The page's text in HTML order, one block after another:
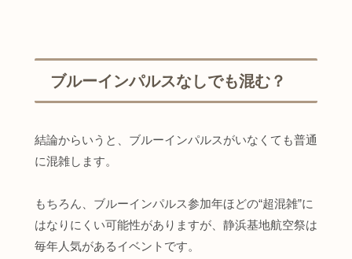
ブルーインパルスなしでも混む？
結論からいうと、ブルーインパルスがいなくても普通
に混雑します。
もちろん、ブルーインパルス参加年ほどの“超混雑”に
はなりにくい可能性がありますが、静浜基地航空祭は
毎年人気があるイベントです。